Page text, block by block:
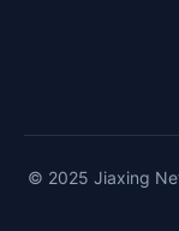
© 2025 Jiaxing